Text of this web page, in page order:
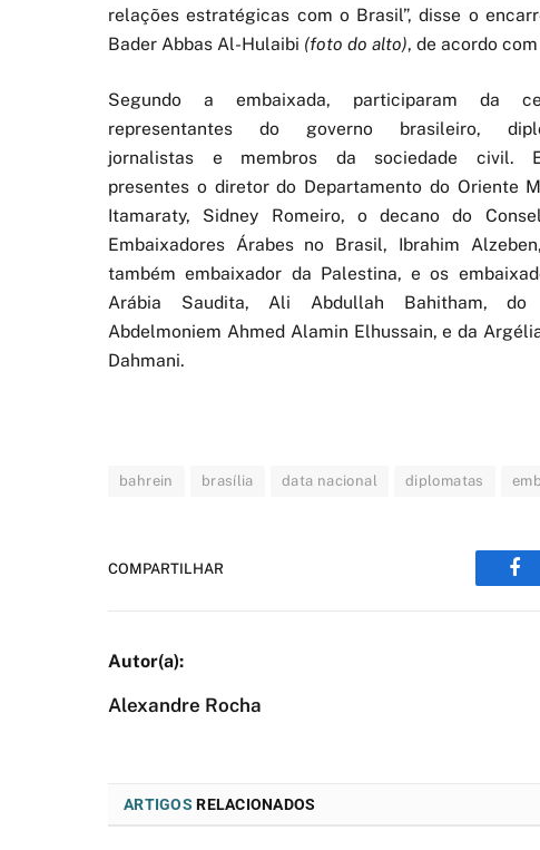
relações estratégicas com o Brasil”, disse o
Bader Abbas Al-Hulaibi (foto do alto), de acordo
Segundo a embaixada, participaram da
representantes do governo brasileiro,
jornalistas e membros da sociedade civil.
presentes o diretor do Departamento do Oriente
Itamaraty, Sidney Romeiro, o decano do
Embaixadores Árabes no Brasil, Ibrahim
também embaixador da Palestina, e os
Arábia Saudita, Ali Abdullah Bahitham, do
Abdelmoniem Ahmed Alamin Elhussain, e da
Dahmani.
bahrein brasília data nacional diplomatas
COMPARTILHAR
Alexandre Rocha
ARTIGOS RELACIONADOS